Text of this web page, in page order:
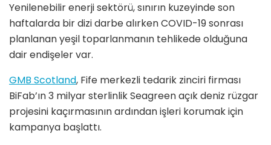
Yenilenebilir enerji sektörü, sınırın kuzeyinde son
haftalarda bir dizi darbe alırken COVID-19 sonrası
planlanan yeşil toparlanmanın tehlikede olduğuna
dair endişeler var.
GMB Scotland, Fife merkezli tedarik zinciri firması
BiFab’ın 3 milyar sterlinlik Seagreen açık deniz rüzgar
projesini kaçırmasının ardından işleri korumak için
kampanya başlattı.